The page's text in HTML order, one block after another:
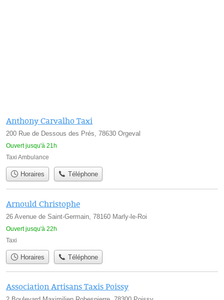
Anthony Carvalho Taxi
200 Rue de Dessous des Prés, 78630 Orgeval
Ouvert jusqu'à 21h
Taxi Ambulance
Horaires Téléphone
Arnould Christophe
26 Avenue de Saint-Germain, 78160 Marly-le-Roi
Ouvert jusqu'à 22h
Taxi
Horaires Téléphone
Association Artisans Taxis Poissy